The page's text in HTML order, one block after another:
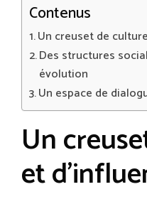
Contenus
Un creuset de
Des structures
évolution
Un espace de
Un
et